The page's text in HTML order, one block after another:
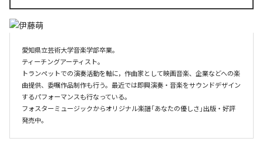
愛知県立芸術大学音楽学部卒業。
ティーチングアーティスト。
トランペットでの演奏活動を軸に，作曲家として映画音楽、企業などへの楽
曲提供、委嘱作品制作も行う。最近では即興演奏・音楽をサウンドデザイン
するパフォーマンスも行なっている。
フォスターミュージックからオリジナル楽譜「あなたの優しさ」出版・好評